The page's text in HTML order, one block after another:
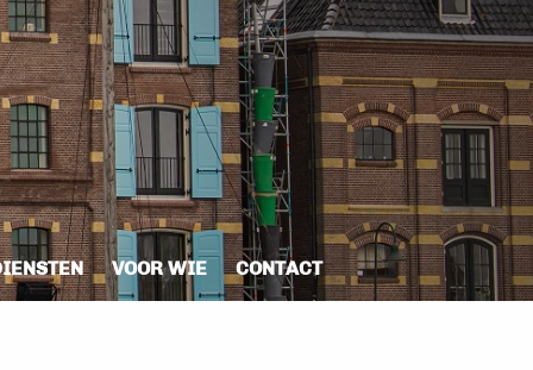
VOOR WIE CONTACT